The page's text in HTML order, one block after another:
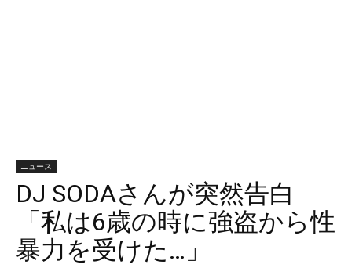
ニュース
DJ SODAさんが突然告白
「私は6歳の時に強盗から性
暴力を受けた…」